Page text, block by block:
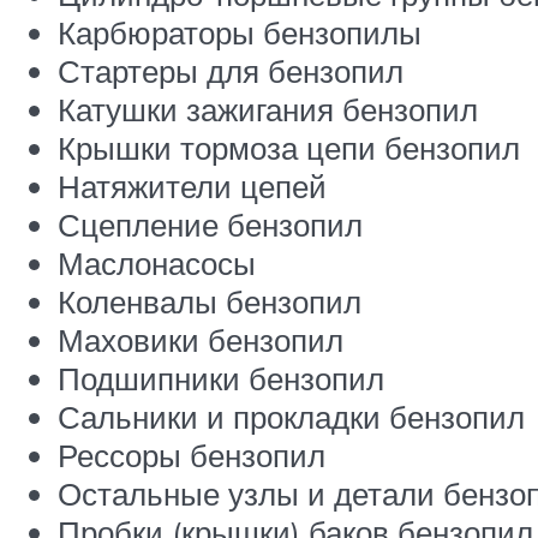
Карбюраторы бензопилы
Стартеры для бензопил
Катушки зажигания бензопил
Крышки тормоза цепи бензопил
Натяжители цепей
Сцепление бензопил
Маслонасосы
Коленвалы бензопил
Маховики бензопил
Подшипники бензопил
Сальники и прокладки бензопил
Рессоры бензопил
Остальные узлы и детали